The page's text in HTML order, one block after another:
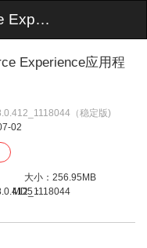
英伟达GeForce Experience应用程序
Experience应用程
（稳定版)
02
大小：256.95MB
MD5：